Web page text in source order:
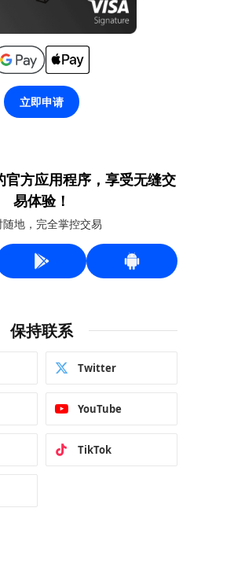
立即申请
官方应用程序，享受无缝交
易体验！
随地，完全掌控交易
保持联系
Twitter
YouTube
TikTok